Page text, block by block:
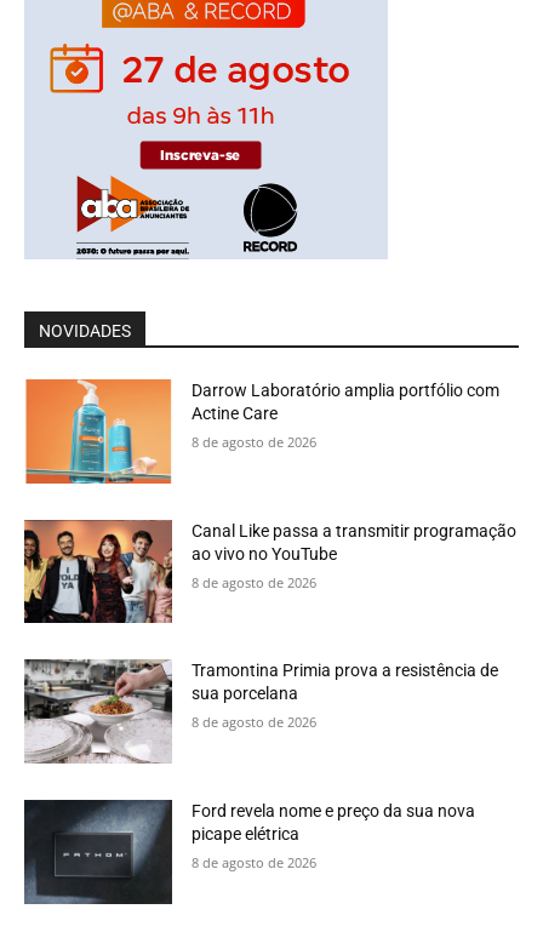
NOVIDADES
Darrow Laboratório amplia portfólio com
Actine Care
8 de agosto de 2026
Canal Like passa a transmitir programação
ao vivo no YouTube
8 de agosto de 2026
Tramontina Primia prova a resistência de
sua porcelana
8 de agosto de 2026
Ford revela nome e preço da sua nova
picape elétrica
8 de agosto de 2026